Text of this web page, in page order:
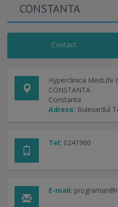
CONSTANTA
Contact
Hyperclinica MedLife
CONSTANTA
Constanta
Adresa: Bulevardul
Tel: 0241960
E-mail: